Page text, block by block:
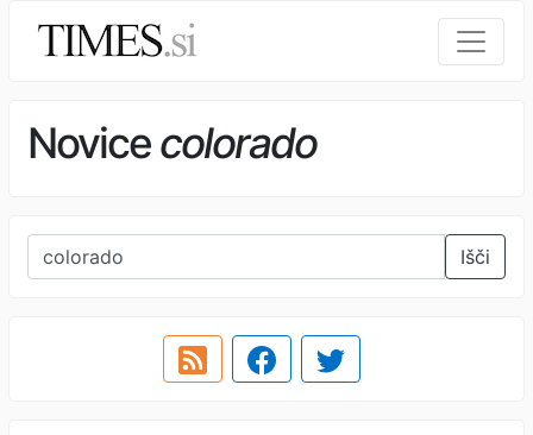
Novicecolorado
Išči